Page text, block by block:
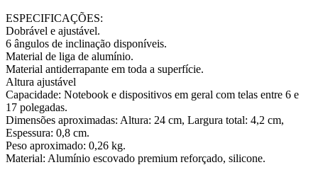
ESPECIFICAÇÕES:
Dobrável e ajustável.
6 ângulos de inclinação disponíveis.
Material de liga de alumínio.
Material antiderrapante em toda a superfície.
Altura ajustável
Capacidade: Notebook e dispositivos em geral com telas entre 6 e
17 polegadas.
Dimensões aproximadas: Altura: 24 cm, Largura total: 4,2 cm,
Espessura: 0,8 cm.
Peso aproximado: 0,26 kg.
Material: Alumínio escovado premium reforçado, silicone.